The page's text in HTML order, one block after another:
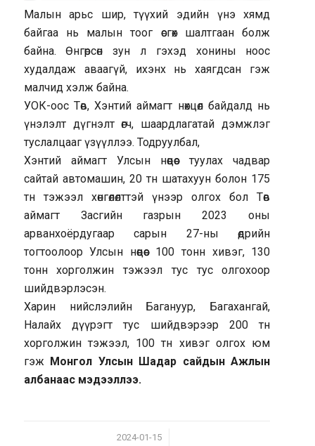
Малын арьс шир, түүхий эдийн үнэ хямд
байгаа нь малын тоог өсгөх шалтгаан болж
байна. Өнгөрсөн зун л гэхэд хонины ноос
худалдаж аваагүй, ихэнх нь хаягдсан гэж
малчид хэлж байна.
УОК-оос Төв, Хэнтий аймагт нөхцөл байдалд нь
үнэлэлт дүгнэлт өгч, шаардлагатай дэмжлэг
туслалцааг үзүүллээ. Тодруулбал,
Хэнтий аймагт Улсын нөөцөөс туулах чадвар
сайтай автомашин, 20 тн шатахуун болон 175
тн тэжээл хөнгөлөлттэй үнээр олгох бол Төв
аймагт Засгийн газрын 2023 оны
арванхоёрдугаар сарын 27-ны өдрийн
тогтоолоор Улсын нөөцөөс 100 тонн хивэг, 130
тонн хорголжин тэжээл тус тус олгохоор
шийдвэрлэсэн.
Харин нийслэлийн Багануур, Багахангай,
Налайх дүүрэгт тус шийдвэрээр 200 тн
хорголжин тэжээл, 100 тн хивэг олгох юм
гэж Монгол Улсын Шадар сайдын Ажлын
албанаас мэдээллээ.
2024-01-15
/